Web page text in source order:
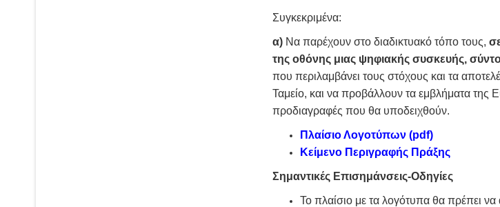
Συγκεκριμένα:
α)Να παρέχουν στο διαδικτυακό τόπο τους,
της οθόνης μιας ψηφιακής συσκευής,
που περιλαμβάνει τους στόχους και τα
Ταμείο, και να προβάλλουν τα εμβλήματα
προδιαγραφές που θα υποδειχθούν.
Πλαίσιο Λογοτύπων (pdf)
Κείμενο Περιγραφής Πράξης
Σημαντικές Επισημάνσεις-Οδηγίες
Το πλαίσιο με τα λογότυπα θα πρέπει να